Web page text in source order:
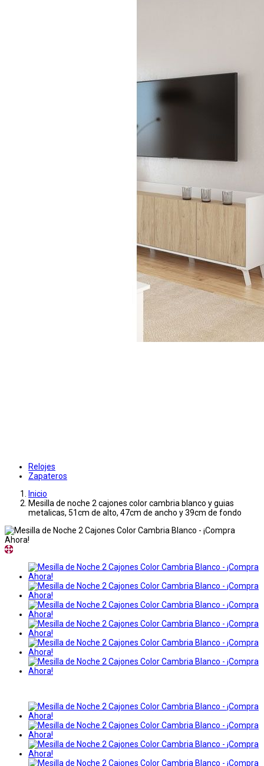
Relojes
Zapateros
Inicio
Mesilla de noche 2 cajones color cambria blanco y guias
metalicas, 51cm de alto, 47cm de ancho y 39cm de fondo